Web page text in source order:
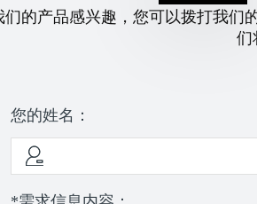
们的产品感兴趣，您可以拨打我们
们
您的姓名：